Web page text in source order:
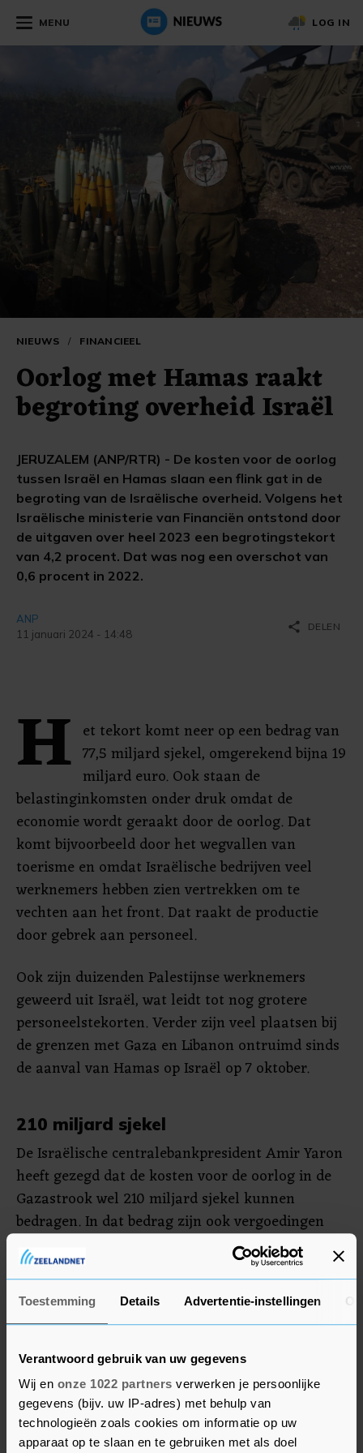
Toestemming Details Advertentie-instellingen
Verantwoord gebruik van uw gegevens
Wij en onze 1022 partners verwerken je persoonlijke
gegevens (bijv. uw IP-adres) met behulp van
technologieën zoals cookies om informatie op uw
apparaat op te slaan en te gebruiken met als doel
MENU LOG IN
NIEUWS / FINANCIEEL
Oorlog met Hamas raakt
begroting overheid Israël
JERUZALEM (ANP/RTR) - De kosten voor de oorlog
tussen Israël en Hamas slaan een flink gat in de
begroting van de Israëlische overheid. Volgens het
Israëlische ministerie van Financiën ontstond door
de uitgaven over heel 2023 een begrotingstekort
van 4,2 procent. Dat was nog een overschot van
0,6 procent in 2022.
ANP
11 januari 2024 - 14:48
share DELEN
H et tekort komt neer op een bedrag van
77,5 miljard sjekel, omgerekend bijna 19
miljard euro. Ook staan de
belastinginkomsten onder druk omdat de
economie wordt geraakt door de oorlog. Dat
komt bijvoorbeeld door het wegvallen van
toerisme en omdat Israëlische bedrijven veel
werknemers hebben zien vertrekken om te
vechten aan het front. Dat raakt de productie
door gebrek aan personeel.
Ook zijn duizenden Palestijnse werknemers
geweerd uit Israël, wat leidt tot nog grotere
personeelstekorten. Verder zijn veel plaatsen bij
de grenzen met Gaza en Libanon ontruimd sinds
de aanval van Hamas op Israël op 7 oktober.
210 miljard sjekel
De Israëlische centralebankpresident Amir Yaron
heeft gezegd dat de kosten voor de oorlog in de
Gazastrook wel 210 miljard sjekel kunnen
bedragen. In dat bedrag zijn ook vergoedingen
meegenomen voor mensen die de grensgebieden
met Gaza en Libanon moesten ontvluchten om
raketaanvallen en oorlogsdreiging.
Yaron roept de overheid dan ook op tot fiscale
discipline en vermindering van uitgaven aan
niet-essentiële zaken. Het begrotingstekort zou
dit jaar verder kunnen stijgen tot 6 procent van
het bruto binnenlands product van Israël.